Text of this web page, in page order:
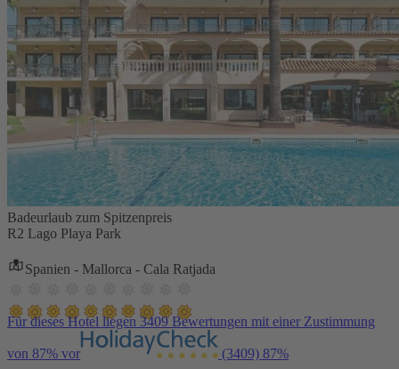
Badeurlaub zum Spitzenpreis
R2 Lago Playa Park
Spanien - Mallorca - Cala Ratjada
Für dieses Hotel liegen 3409 Bewertungen mit einer Zustimmung
von 87% vor (3409) 87%